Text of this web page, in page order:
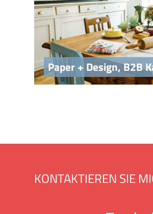
Paper + Design, B2B
KONTAKTIEREN SIE